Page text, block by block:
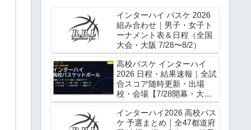
インターハイ バスケ 2026
組み合わせ｜男子・女子ト
ーナメント表＆日程（全国
大会・大阪 7/28〜8/2）
高校バスケ インターハイ
2026 日程・結果速報｜全試
合スコア随時更新・出場
校・会場【7/28開幕・大
阪】
インターハイ2026 高校バス
ケ 予選まとめ｜全47都道府